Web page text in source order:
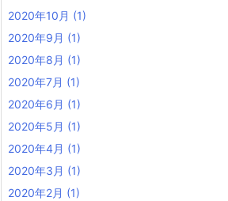
2020年10月 (1)
2020年9月 (1)
2020年8月 (1)
2020年7月 (1)
2020年6月 (1)
2020年5月 (1)
2020年4月 (1)
2020年3月 (1)
2020年2月 (1)